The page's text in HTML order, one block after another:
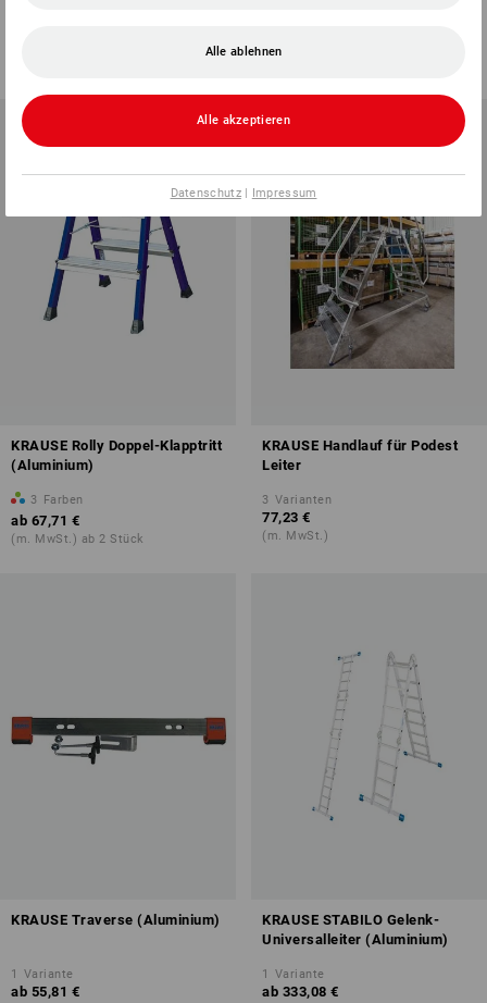
KRAUSE Rolly Doppel-Klapptritt
(Aluminium)
3 Farben
ab 67,71 €
(m. MwSt.) ab 2 Stück
KRAUSE Handlauf für Podest
Leiter
3 Varianten
77,23 €
(m. MwSt.)
KRAUSE Traverse (Aluminium)
1 Variante
ab 55,81 €
KRAUSE STABILO Gelenk-
Universalleiter (Aluminium)
1 Variante
ab 333,08 €
Alle ablehnen
Alle akzeptieren
Datenschutz| Impressum